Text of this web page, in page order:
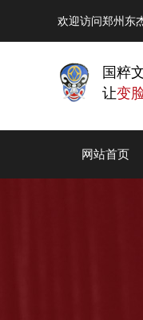
欢迎访问郑州东
国粹
让变
网站首页